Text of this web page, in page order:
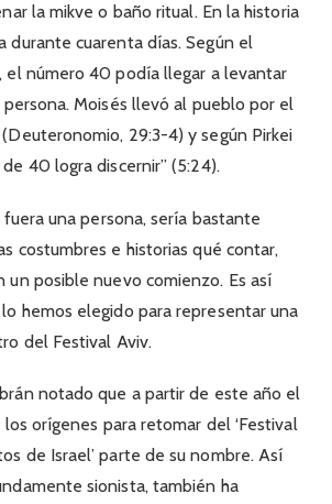
la mikve o baño ritual. En la historia
durante cuarenta días. Según el
el número 40 podía llegar a levantar
Moisés llevó al pueblo por el
29:3-4) y según Pirkei
40 logra discernir” (5:24).
una persona, sería bastante
costumbres e historias qué contar,
un posible nuevo comienzo. Es así
hemos elegido para representar una
del Festival Aviv.
notado que a partir de este año el
orígenes para retomar del ‘Festival
de Israel’ parte de su nombre. Así
sionista, también ha